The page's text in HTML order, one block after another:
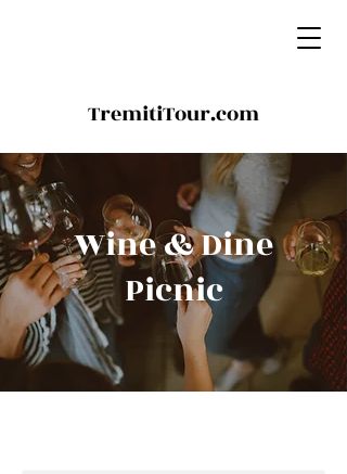
TremitiTour.com
Wine & Dine
Picnic